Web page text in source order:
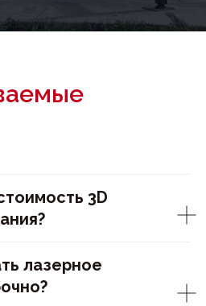
3D
лазерное